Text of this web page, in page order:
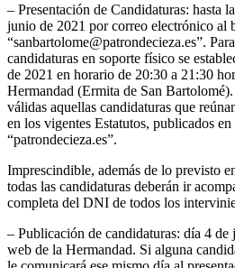
– Presentación de Candidaturas: hasta
junio de 2021 por correo electrónico al
“sanbartolome@patrondecieza.es”.
candidaturas en soporte físico se
de 2021 en horario de 20:30 a 21:30
Hermandad (Ermita de San
válidas aquellas candidaturas que
en los vigentes Estatutos, publicados
“patrondecieza.es”.
Imprescindible, además de lo previsto
todas las candidaturas deberán ir
completa del DNI de todos los
– Publicación de candidaturas: día 4
web de la Hermandad. Si alguna